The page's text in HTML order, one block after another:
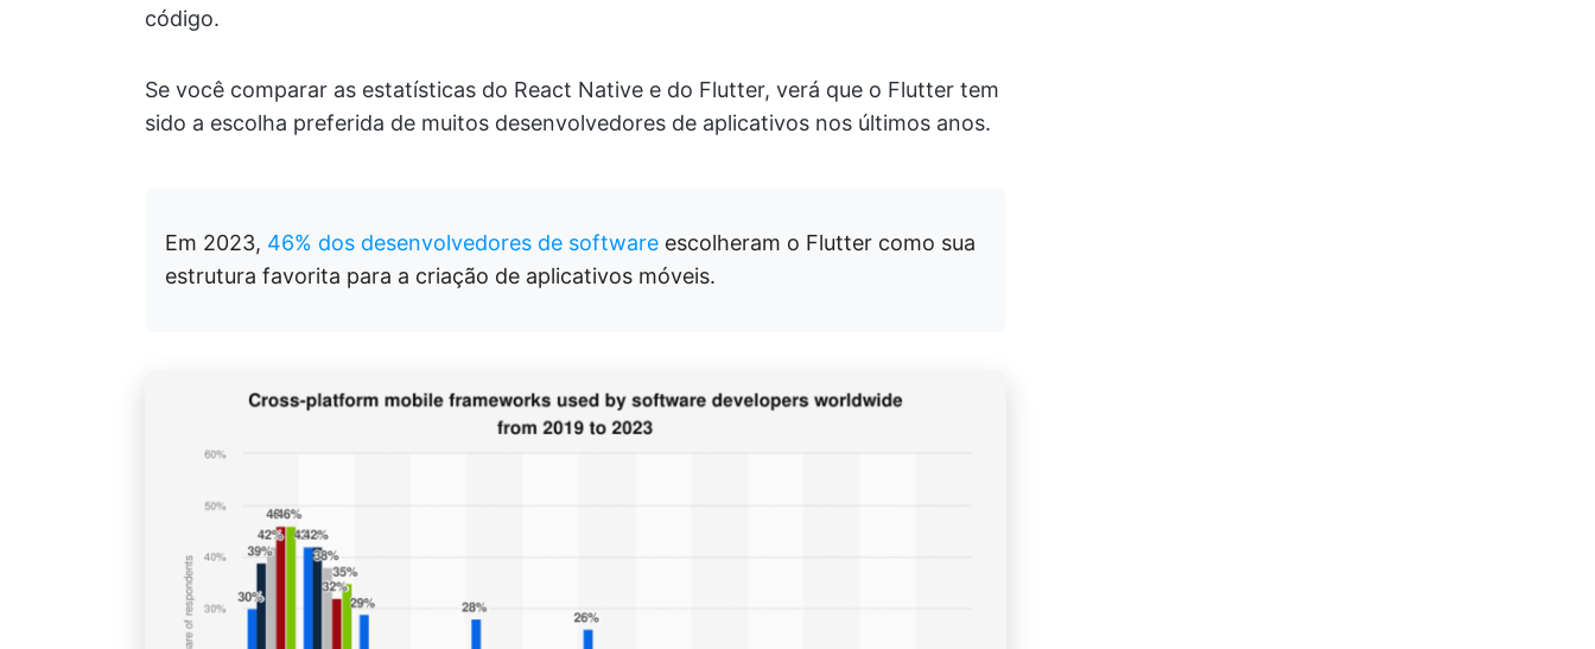
código.
Se você comparar as estatísticas do React Native e do Flutter, verá que o Flutter tem
sido a escolha preferida de muitos desenvolvedores de aplicativos nos últimos anos.
Em 2023, 46% dos desenvolvedores de software escolheram o Flutter como sua
estrutura favorita para a criação de aplicativos móveis.